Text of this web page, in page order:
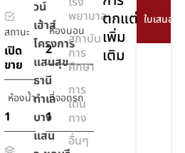
สถานะ
เปิด
ขาย
ห้องนอน
2
ห้องน้ำ
1
ที่จอดรถ
1
วน์
เฮ้าส์
โครงการ
แสนสุข
ธานี
ทำเล
บาง
แสน
พยาบาล
สถาบัน
การ
ศึกษา
การ
เดิน
ทาง
อื่นๆ
ตกแต่ง
เพิ่ม
เติม